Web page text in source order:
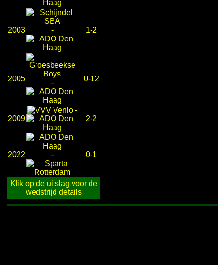
2003 - 1-2
2005 - 0-12
2009
-
2-2
2022 - 0-1
Klik op de uitslag voor de
wedstrijd details